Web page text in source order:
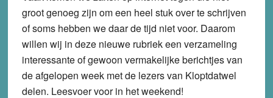
groot genoeg zijn om een heel stuk over te schrijven
of soms hebben we daar de tijd niet voor. Daarom
willen wij in deze nieuwe rubriek een verzameling
interessante of gewoon vermakelijke berichtjes van
de afgelopen week met de lezers van Kloptdatwel
delen. Leesvoer voor in het weekend!